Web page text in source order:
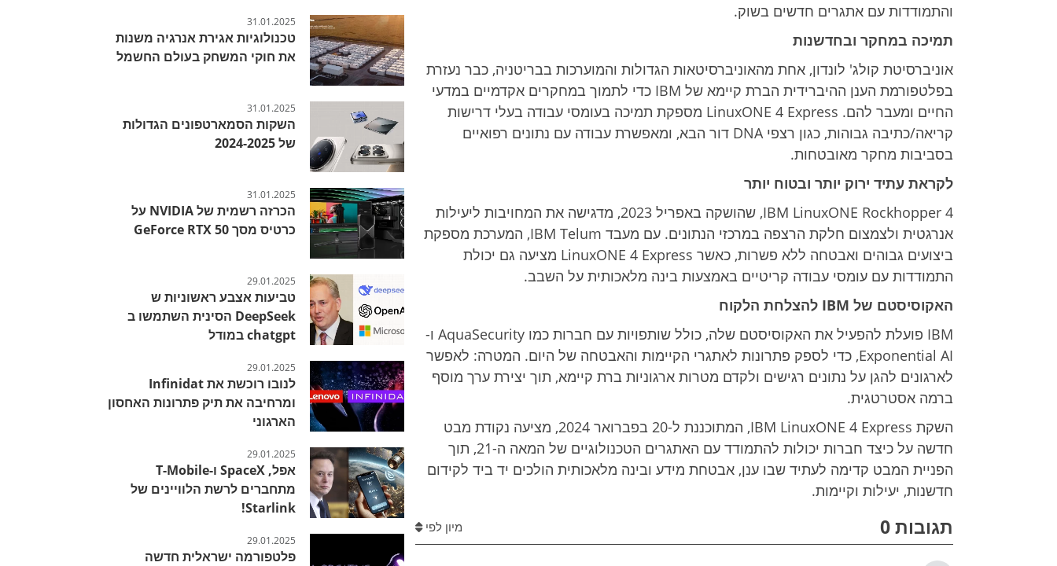
והתמודדות עם אתגרים חדשים בשוק.
תמיכה במחקר ובחדשנות
אוניברסיטת קולג' לונדון, אחת מהאוניברסיטאות הגדולות והמוערכות בבריטניה, כבר נעזרת
בפלטפורמת הענן ההיברידית הברת קיימא של IBM כדי לתמוך במחקרים אקדמיים במדעי
החיים ומעבר להם. LinuxONE 4 Express מספקת תמיכה בעומסי עבודה בעלי דרישות
קריאה/כתיבה גבוהות, כגון רצפי DNA דור הבא, ומאפשרת עבודה עם נתונים רפואיים
בסביבות מחקר מאובטחות.
לקראת עתיד ירוק יותר ובטוח יותר
IBM LinuxONE Rockhopper 4, שהושקה באפריל 2023, מדגישה את המחויבות ליעילות
אנרגטית ולצמצום חלקת הרצפה במרכזי הנתונים. עם מעבד IBM Telum, המערכת מספקת
ביצועים גבוהים ואבטחה ללא פשרות, כאשר LinuxONE 4 Express מציעה גם יכולת
התמודדות עם עומסי עבודה קריטיים באמצעות בינה מלאכותית על השבב.
האקוסיסטם של IBM להצלחת הלקוח
IBM פועלת להפעיל את האקוסיסטם שלה, כולל שותפויות עם חברות כמו AquaSecurity ו-
Exponential AI, כדי לספק פתרונות לאתגרי הקיימות והאבטחה של היום. המטרה: לאפשר
לארגונים להגן על נתונים רגישים ולקדם מטרות ארגוניות ברת קיימא, תוך יצירת ערך מוסף
ברמה אסטרטגית.
השקת IBM LinuxONE 4 Express, המתוכננת ל-20 בפברואר 2024, מציעה נקודת מבט
חדשה על כיצד חברות יכולות להתמודד עם האתגרים הטכנולוגיים של המאה ה-21, תוך
הפניית המבט קדימה לעתיד שבו ענן, אבטחת מידע ובינה מלאכותית הולכים יד ביד לקידום
חדשנות, יעילות וקיימות.
תגובות 0 מיון לפי
31.01.2025
טכנולוגיות אגירת אנרגיה משנות
את חוקי המשחק בעולם החשמל
31.01.2025
השקות הסמארטפונים הגדולות
של 2024-2025
31.01.2025
הכרזה רשמית של NVIDIA על
כרטיס מסך GeForce RTX 50
29.01.2025
טביעות אצבע ראשוניות ש
DeepSeek הסינית השתמשו ב
chatgpt במודל
29.01.2025
לנובו רוכשת את Infinidat
ומרחיבה את תיק פתרונות האחסון
הארגוני
29.01.2025
אפל, SpaceX ו-T-Mobile
מתחברים לרשת הלוויינים של
Starlink!
29.01.2025
פלטפורמה ישראלית חדשה